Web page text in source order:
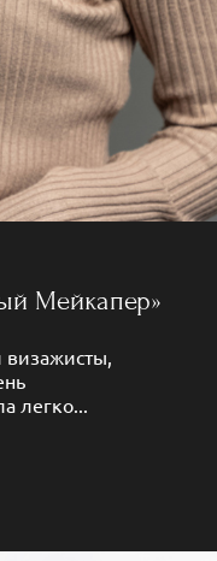
Мейкапер»
легко...